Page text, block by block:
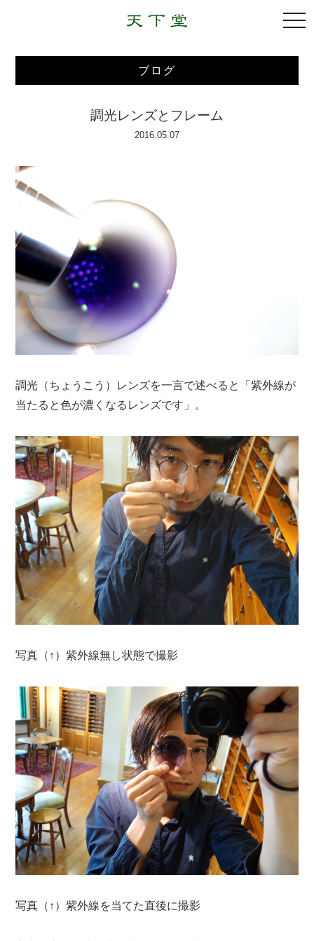
ブログ
調光レンズとフレーム
2016.05.07
調光（ちょうこう）レンズを一言で述べると「紫外線が
当たると色が濃くなるレンズです」。
写真（↑）紫外線無し状態で撮影
写真（↑）紫外線を当てた直後に撮影